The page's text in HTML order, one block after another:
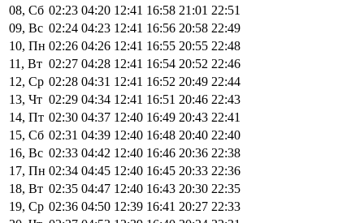
08, Сб 02:23 04:20 12:41 16:58 21:01 22:51
09, Вс 02:24 04:23 12:41 16:56 20:58 22:49
10, Пн 02:26 04:26 12:41 16:55 20:55 22:48
11, Вт 02:27 04:28 12:41 16:54 20:52 22:46
12, Ср 02:28 04:31 12:41 16:52 20:49 22:44
13, Чт 02:29 04:34 12:41 16:51 20:46 22:43
14, Пт 02:30 04:37 12:40 16:49 20:43 22:41
15, Сб 02:31 04:39 12:40 16:48 20:40 22:40
16, Вс 02:33 04:42 12:40 16:46 20:36 22:38
17, Пн 02:34 04:45 12:40 16:45 20:33 22:36
18, Вт 02:35 04:47 12:40 16:43 20:30 22:35
19, Ср 02:36 04:50 12:39 16:41 20:27 22:33